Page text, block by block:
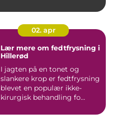
02. apr
Lær mere om fedtfrysning i
Hillerød
I jagten på en tonet og
slankere krop er fedtfrysning
blevet en populær ikke-
kirurgisk behandling fo...